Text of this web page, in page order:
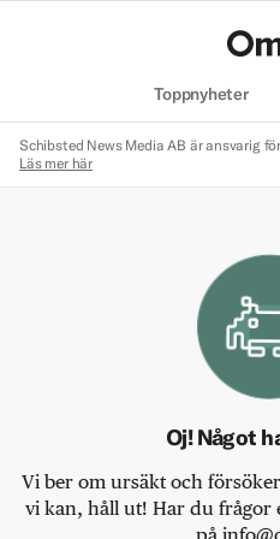
Toppnyheter
Schibsted News Media AB är ansvarig
Läs mer här
Oj! Något
Vi ber om ursäkt och
vi kan, håll ut! Har du frågor